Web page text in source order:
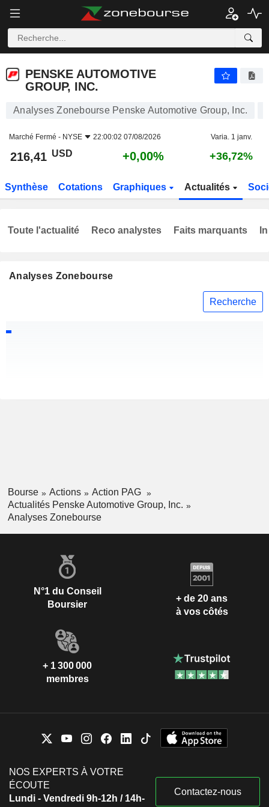
PENSKE AUTOMOTIVE
GROUP, INC.
Analyses Zonebourse Penske Automotive Group, Inc.
Marché Fermé - NYSE 22:00:02 07/08/2026 Varia. 1 janv.
216,41 USD +0,00% +36,72%
Synthèse Cotations Graphiques Actualités
Analyses Zonebourse
Recherche
Toute l'actualité Reco analystes Faits marquants
Bourse Actions
Action PAG
Actualités Penske Automotive Group, Inc.
Analyses Zonebourse
N°1 du Conseil
Boursier
+ de 20 ans
à vos côtés
+ 1 300 000
membres
NOS EXPERTS À VOTRE
ÉCOUTE
Lundi - Vendredi 9h-12h / 14h-
Contactez-nous